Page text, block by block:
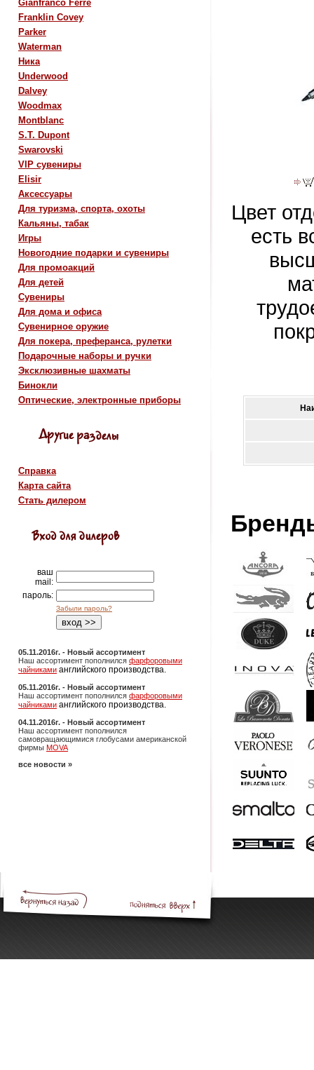
Gianfranco Ferre
Franklin Covey
Parker
Waterman
Ника
Underwood
Dalvey
Woodmax
Montblanc
S.T. Dupont
Swarovski
VIP сувениры
Elisir
Аксессуары
Для туризма, спорта, охоты
Кальяны, табак
Игры
Новогодние подарки и сувениры
Для промоакций
Для детей
Сувениры
Для дома и офиса
Сувенирное оружие
Для покера, преферанса, рулетки
Подарочные наборы и ручки
Эксклюзивные шахматы
Бинокли
Оптические, электронные приборы
Справка
Карта сайта
Стать дилером
ваш
mail:
пароль:
Забыли пароль?
05.11.2016г. - Новый ассортимент
Наш ассортимент пополнился фарфоровыми
чайниками английского производства.
05.11.2016г. - Новый ассортимент
Наш ассортимент пополнился фарфоровыми
чайниками английского производства.
04.11.2016г. - Новый ассортимент
Наш ассортимент пополнился
самовращающимися глобусами американской
фирмы MOVA
все новости »
Цвет
есть